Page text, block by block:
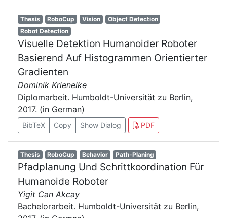
Thesis RoboCup Vision
Object Detection
Robot Detection
Visuelle Detektion Humanoider Roboter
Basierend Auf Histogrammen Orientierter
Gradienten
Dominik Krienelke
Diplomarbeit. Humboldt-Universität zu Berlin,
2017. (in German)
BibTeX Copy Show Dialog PDF
Thesis RoboCup Behavior Path-Planing
Pfadplanung Und Schrittkoordination Für
Humanoide Roboter
Yigit Can Akcay
Bachelorarbeit. Humboldt-Universität zu Berlin,